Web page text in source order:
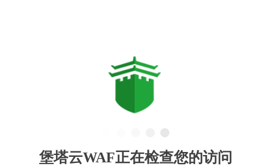
堡塔云WAF正在检查您的访问